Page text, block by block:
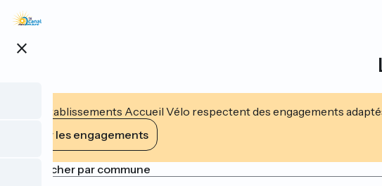
Aller
principal
close
Les établissements Accueil Vélo respectent des engagements
Voir les engagements
Rechercher par commune